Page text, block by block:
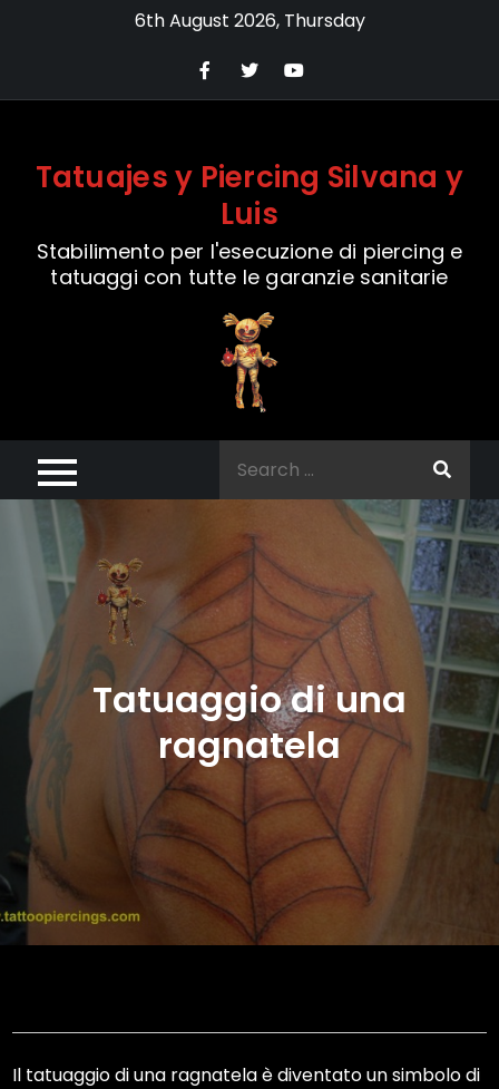
6th August 2026, Thursday
Tatuajes y Piercing Silvana y
Luis
Stabilimento per l'esecuzione di piercing e
tatuaggi con tutte le garanzie sanitarie
Tatuaggio di una
ragnatela
Il tatuaggio di una ragnatela è diventato un simbolo di